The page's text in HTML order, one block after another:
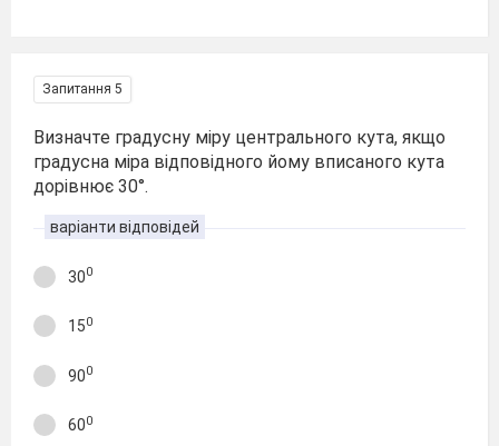
Запитання 5
Визначте градусну міру центрального кута, якщо
градусна міра відповідного йому вписаного кута
дорівнює 30°.
варіанти відповідей
300
150
900
600